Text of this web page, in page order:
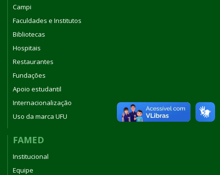
Campi
Faculdades e Institutos
Bibliotecas
Hospitais
Restaurantes
Fundações
Apoio estudantil
Internacionalização
Uso da marca UFU
FAMED
Institucional
Equipe